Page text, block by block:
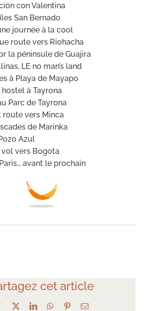
con Valentina
San Bernado
journée à la cool
route vers Riohacha
la péninsule de Guajira
LE no man’s land
à Playa de Mayapo
à Tayrona
Parc de Tayrona
route vers Minca
de Marinka
Azul
vol vers Bogota
avant le prochain
cet article
Facebook LinkedInWhatsApp
PinterestEmail